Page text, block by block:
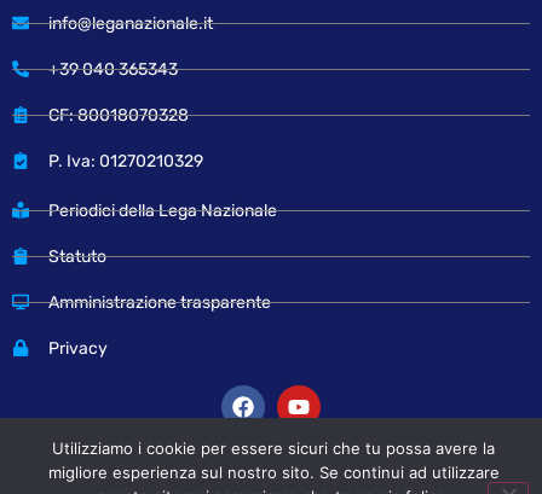
info@leganazionale.it
+39 040 365343
CF: 80018070328
P. Iva: 01270210329
Periodici della Lega Nazionale
Statuto
Amministrazione trasparente
Privacy
Utilizziamo i cookie per essere sicuri che tu possa avere la
migliore esperienza sul nostro sito. Se continui ad utilizzare